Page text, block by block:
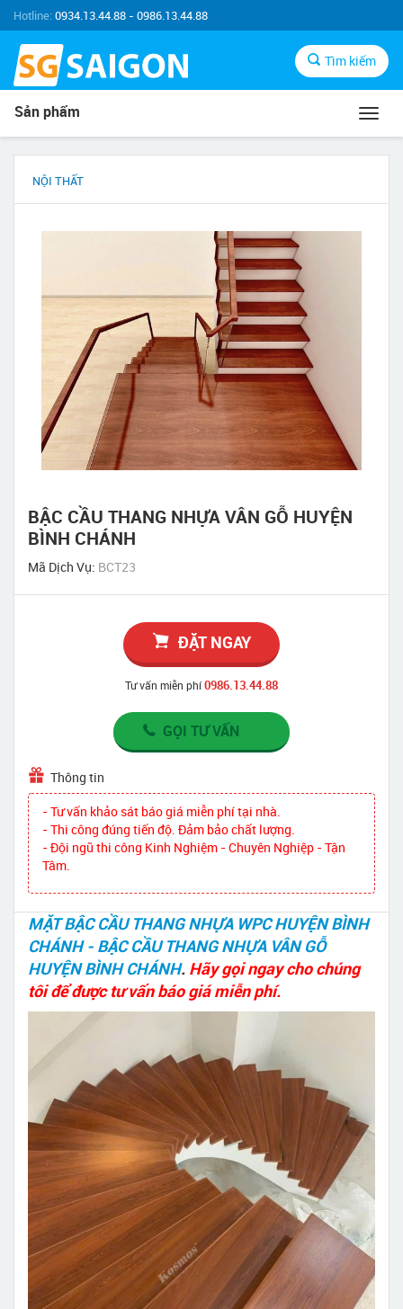
Hotline:0934.13.44.88 - 0986.13.44.88
Tìm kiếm
Sản phẩm
NỘI THẤT
BẬC CẦU THANG NHỰA VÂN GỖ HUYỆN
BÌNH CHÁNH
Mã Dịch Vụ: BCT23
ĐẶT NGAY
Tư vấn miễn phí0986.13.44.88
GỌI TƯ VẤN
Thông tin
- Tư vấn khảo sát báo giá miễn phí tại nhà.
- Thi công đúng tiến độ. Đảm bảo chất lượng.
- Đội ngũ thi công Kinh Nghiệm - Chuyên Nghiệp - Tận
Tâm.
MẶT BẬC CẦU THANG NHỰA WPC HUYỆN BÌNH
CHÁNH - BẬC CẦU THANG NHỰA VÂN GỖ
HUYỆN BÌNH CHÁNH. Hãy gọi ngay cho chúng
tôi để được tư vấn báo giá miễn phí.